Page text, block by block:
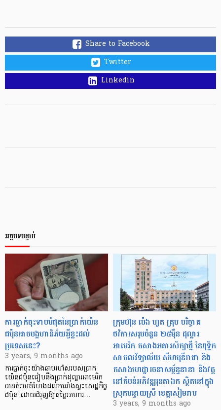
Share to Facebook
Twitter
Linkedin
អត្ថបទបន្ទាប់
ការធ្លាក់ចុះទាបបំផុតនៃប្រាក់យ៉េន
ជប៉ុនអាចបង្កហានិភ័យអ្វីខ្លះដល់
ប្រទេសនេះ?
3 years, 9 months ago
ការធ្លាក់ចុះយ៉ាងឆាប់រហ័សរបស់ប្រាក់
យ៉េនជប៉ុនធៀបនឹងប្រាក់ដុល្លារអាមេរិក
បានគំរាមគំហែងដល់ការរាំងស្ទះសេដ្ឋកិច្ច
ជប៉ុន ដោយជំរុញឱ្យតម្លៃអាហារ…
ក្រុមហ៊ុន ប៉េង ហួត គ្រុប បរិច្ចាគ
ថវិការសរុបចំនួន ២៥ម៉ឺន ដុល្លារ
អាមេរិក កសាងអគារសិក្សាថ្មី នៃពុទ្ធិក
សាកលវិទ្យាល័យ សីហមុនីរាជា និង
កសាងហេដ្ឋារចនាសម្ព័ន្ធនានា និងវត្ត
នៅតំបន់អភិវឌ្ឍរុនតាឯក ស្ថិតនៅក្នុង
ស្រុកបន្ទាយស្រី ខេត្តសៀមរាប
3 years, 9 months ago